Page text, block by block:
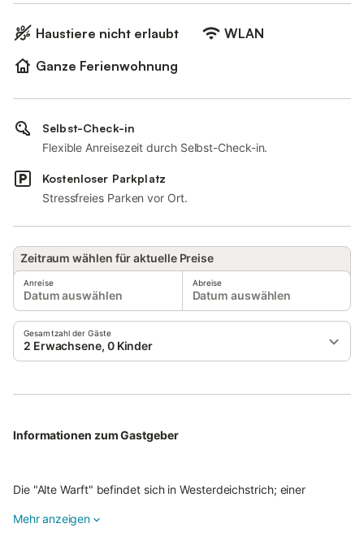
Haustiere nicht erlaubt
WLAN
Ganze Ferienwohnung
Selbst-Check-in
Flexible Anreisezeit durch Selbst-Check-in.
Kostenloser Parkplatz
Stressfreies Parken vor Ort.
Zeitraum wählen für aktuelle Preise
Anreise
Datum auswählen
Abreise
Datum auswählen
Gesamtzahl der Gäste
2 Erwachsene, 0 Kinder
Informationen zum Gastgeber
Die "Alte Warft" befindet sich in Westerdeichstrich; einer
Schleswig-Holstein. Sie wohnen in einem der ältesten Häuser im
Mehr anzeigen